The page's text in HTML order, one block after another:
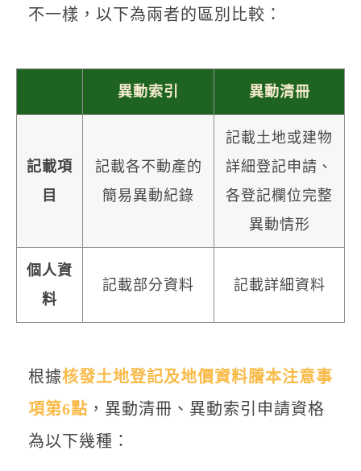
不一樣，以下為兩者的區別比較：
異動索引 異動清冊
記載項
目
記載各不動產的
簡易異動紀錄
記載土地或建物
詳細登記申請、
各登記欄位完整
異動情形
個人資
料
記載部分資料 記載詳細資料
根據核發土地登記及地價資料謄本注意事
項第6點 ，異動清冊、異動索引申請資格
為以下幾種：